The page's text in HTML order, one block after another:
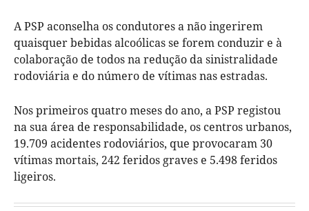
A PSP aconselha os condutores a não ingerirem
quaisquer bebidas alcoólicas se forem conduzir e à
colaboração de todos na redução da sinistralidade
rodoviária e do número de vítimas nas estradas.
Nos primeiros quatro meses do ano, a PSP registou
na sua área de responsabilidade, os centros urbanos,
19.709 acidentes rodoviários, que provocaram 30
vítimas mortais, 242 feridos graves e 5.498 feridos
ligeiros.